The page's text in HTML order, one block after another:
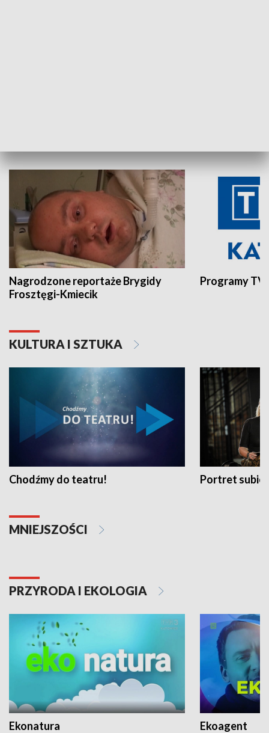
Nagrodzone reportaże Brygidy
Frosztęgi-Kmiecik
Programy
KULTURA I SZTUKA
Chodźmy do teatru! Portret
MNIEJSZOŚCI
PRZYRODA I EKOLOGIA
Ekonatura Ekoagent